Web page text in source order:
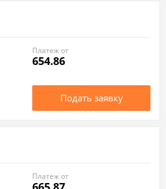
654.86
Платеж от
Подать заявку
Платеж от